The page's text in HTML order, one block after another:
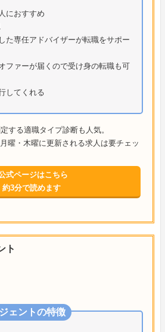
におすすめ
た専任アドバイザーが転職をサポー
ファーが届くので受け身の転職も可
してくれる
する適職タイプ診断も人気。
曜・木曜に更新される求人は要チェッ
式ページはこちら
約3分で読めます
ト
ェントの特徴